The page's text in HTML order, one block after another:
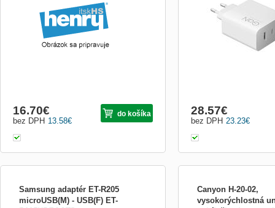
13.58€
bez DPH
16.70€ do košíka
Hmotnost: 130 g Barva:
240 V~, 50/60 Hz, 2.0 A
-10 °C až +40 °C
23.23€
bez DPH
28.57€
Samsung adaptér ET-R205
microUSB(M) - USB(F) ET-
Canyon H-20-02,
vysokorýchlostná